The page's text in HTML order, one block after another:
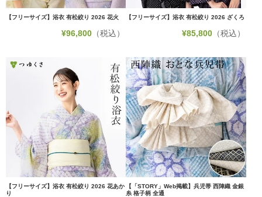
【フリーサイズ】浴衣 有松絞り 2026 花火
¥96,800 （税込）
【フリーサイズ】浴衣 有松絞り 2026 ざくろ
¥85,800（税込）
【フリーサイズ】浴衣 有松絞り 2026 花あか
り
【「STORY」Web掲載】兵児帯 西陣織 金銀
糸 格子柄 全通